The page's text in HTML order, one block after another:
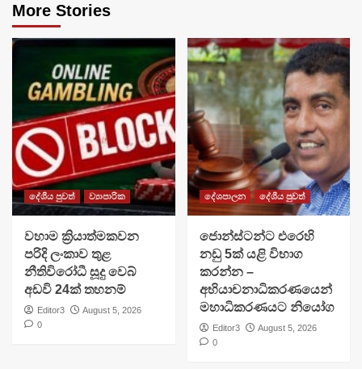
More Stories
දේශීය පුවත් ව්‍යාපාරික
වහාම ක්‍රියාත්මකවන
පරිදි ලංකාව තුළ
නීතිවිරෝධී සූදු වෙබ්
අඩවි 24ක් තහනම්
Editor3
August 5, 2026
0
දේශපාලන දේශීය පුවත්
ජොන්ස්ටන්ට එරෙහි
නඩු 5ක් යළි විභාග
කරන්න –
අභියාචනාධිකරණයෙන්
මහාධිකරණයට නියෝග
Editor3
August 5, 2026
0